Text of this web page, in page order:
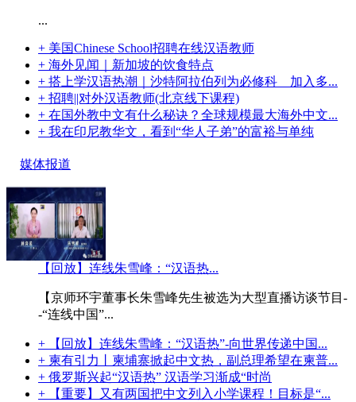
...
+ 美国Chinese School招聘在线汉语教师
+ 海外见闻｜新加坡的饮食特点
+ 搭上学汉语热潮｜沙特阿拉伯列为必修科 加入多...
+ 招聘||对外汉语教师(北京线下课程)
+ 在国外教中文有什么秘诀？全球规模最大海外中文...
+ 我在印尼教华文，看到“华人子弟”的富裕与单纯
媒体报道
【回放】连线朱雪峰：“汉语热...
【京师环宇董事长朱雪峰先生被选为大型直播访谈节目-
-“连线中国”...
+ 【回放】连线朱雪峰：“汉语热”-向世界传递中国...
+ 柬有引力丨柬埔寨掀起中文热，副总理希望在柬普...
+ 俄罗斯兴起“汉语热” 汉语学习渐成“时尚
+ 【重要】又有两国把中文列入小学课程！目标是“...